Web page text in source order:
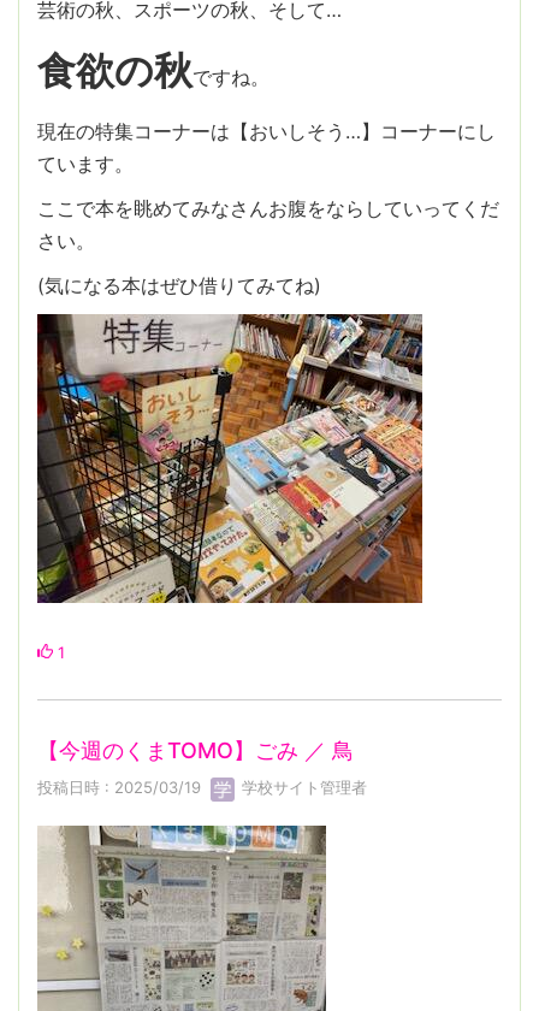
芸術の秋、スポーツの秋、そして…
食欲の秋ですね。
現在の特集コーナーは【おいしそう…】コーナーにし
ています。
ここで本を眺めてみなさんお腹をならしていってくだ
さい。
(気になる本はぜひ借りてみてね)
1
【今週のくまTOMO】ごみ ／ 鳥
投稿日時 : 2025/03/19 学校サイト管理者